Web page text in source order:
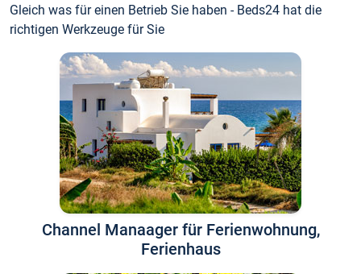
Gleich was für einen Betrieb Sie haben - Beds24 hat die
richtigen Werkzeuge für Sie
Channel Manaager für Ferienwohnung,
Ferienhaus